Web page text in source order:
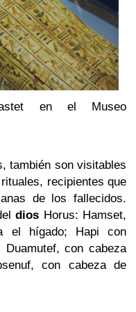
en el Museo
también son visitables
recipientes que
de los fallecidos.
dios Horus: Hamset,
el hígado; Hapi con
con cabeza
con cabeza de